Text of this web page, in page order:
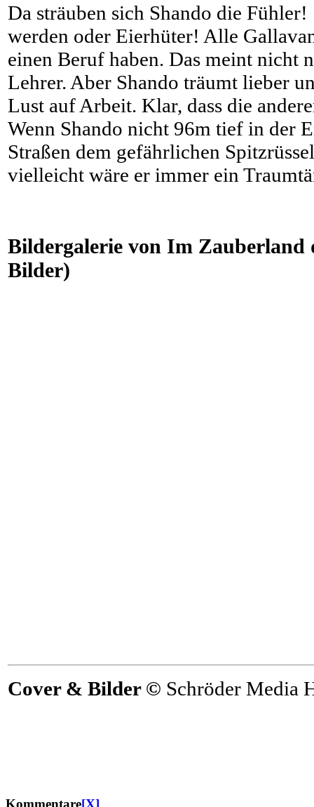
Da sträuben sich Shando die
werden oder Eierhüter! Alle
einen Beruf haben. Das meint nicht
Lehrer. Aber Shando träumt lieber
Lust auf Arbeit. Klar, dass die
Wenn Shando nicht 96m tief in der
Straßen dem gefährlichen
vielleicht wäre er immer ein
Bildergalerie von Im Zauberland
Bilder)
Cover & Bilder © Schröder Media
Kommentare[X]